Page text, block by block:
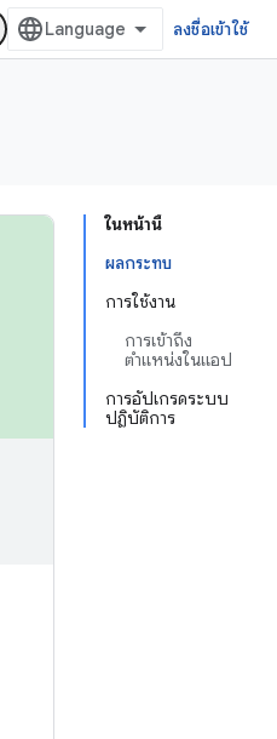
ลงชื่อเข้าใช้
ในหน้านี้
ผลกระทบ
การใช้งาน
การเข้าถึง
ตำแหน่งในแอป
การอัปเกรดระบบ
ปฏิบัติการ